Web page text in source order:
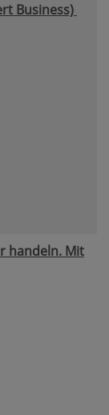
Business)
handeln. Mit